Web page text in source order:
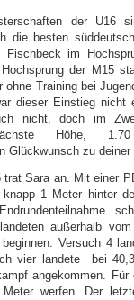
der U16
die besten
im
der M15
ohne Training bei
dieser Einstieg nicht
nicht, doch im
Höhe,
Glückwunsch zu
trat Sara an. Mit einer
1 Meter hinter
außerhalb
Versuch 4
vier landete bei
angekommen.
werfen. Der